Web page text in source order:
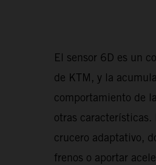
El sensor 6D es un
de KTM, y la
comportamiento de
otras características.
crucero adaptativo,
frenos o aportar